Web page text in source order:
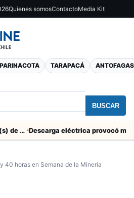
Quienes somosContactoMedia Kit
TARAPACÁ
BUSCAR
del Gobierno
40 horas en Semana de la Minería